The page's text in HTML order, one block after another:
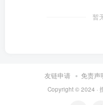
暂
友链申请 免责声
Copyright © 2024 ·